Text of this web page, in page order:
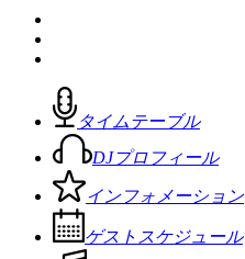
タイムテーブル
DJプロフィール
インフォメーション
ゲストスケジュール